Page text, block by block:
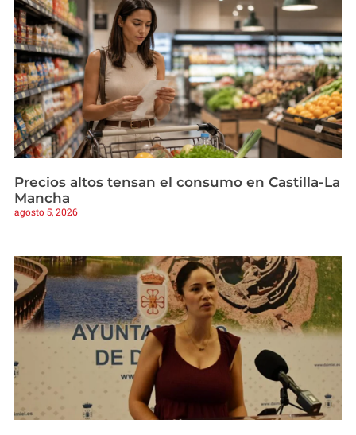
Precios altos tensan el consumo en Castilla-La
Mancha
agosto 5, 2026